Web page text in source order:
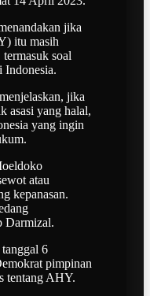
jika
itu masih
soal
Indonesia.
jika
asasi yang halal,
yang ingin
atau
kepanasan.
Darmizal.
6
pimpinan
tentang AHY.